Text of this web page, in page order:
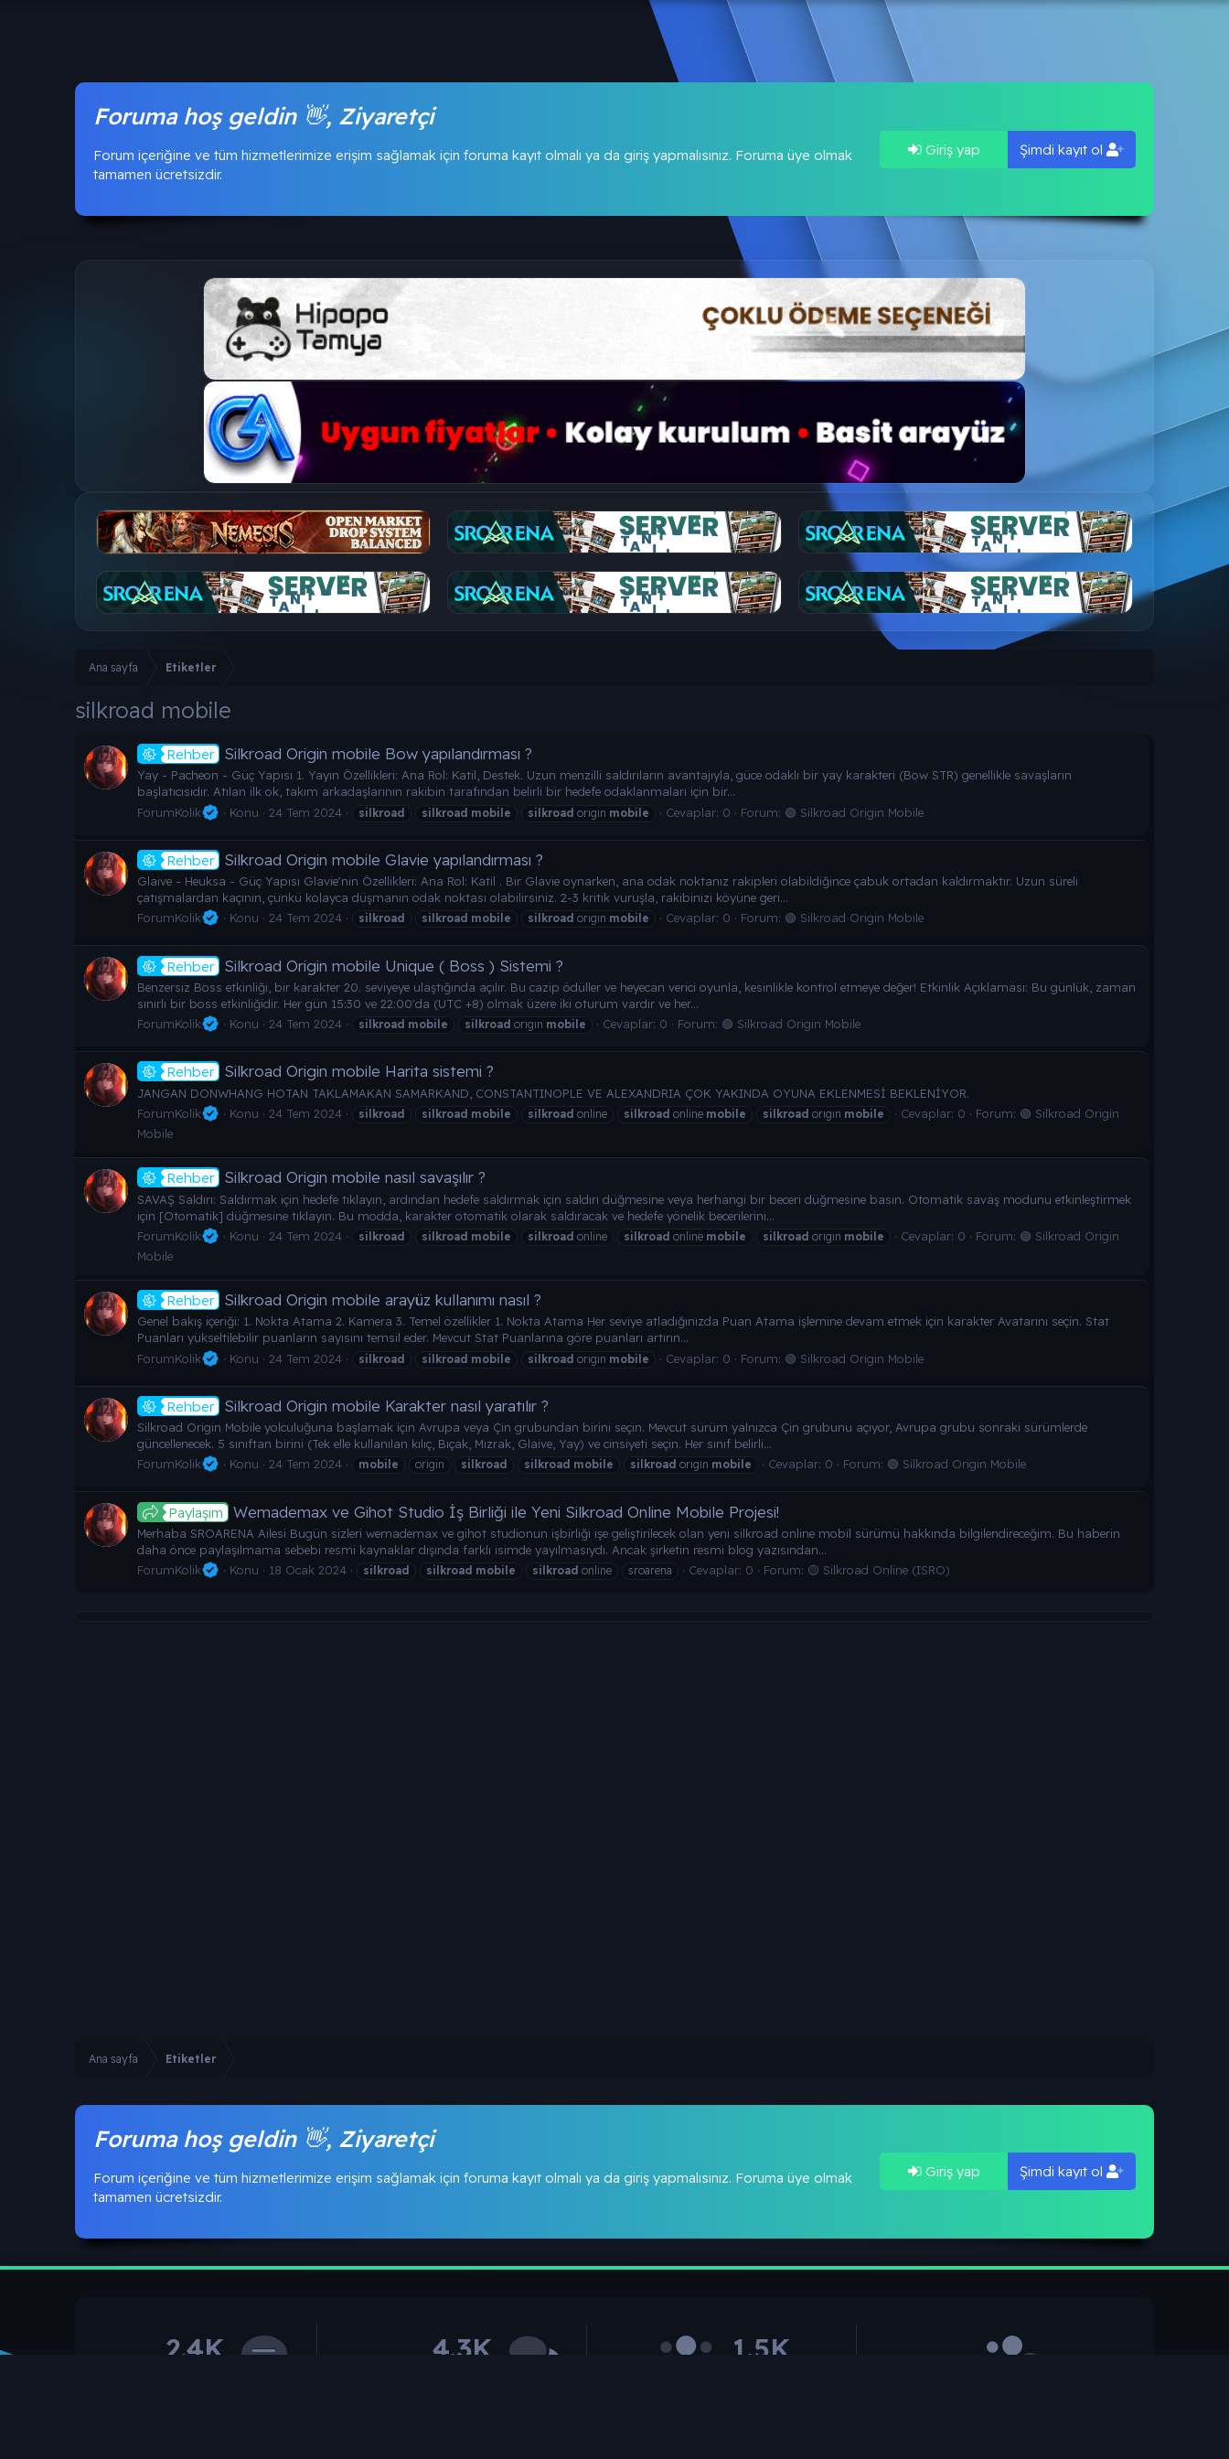
Foruma hoş geldin 👋, Ziyaretçi
Forum içeriğine ve tüm hizmetlerimize erişim sağlamak için foruma kayıt olmalı ya da giriş yapmalısınız. Foruma üye olmak
tamamen ücretsizdir.
Giriş yap Şimdi kayıt ol
Ana sayfa Etiketler
silkroad mobile
Rehber Silkroad Origin mobile Bow yapılandırması ?
Yay - Pacheon - Güç Yapısı 1. Yayın Özellikleri: Ana Rol: Katil, Destek. Uzun menzilli saldırıların avantajıyla, güce odaklı bir yay karakteri (Bow STR) genellikle savaşların
başlatıcısıdır. Atılan ilk ok, takım arkadaşlarının rakibin tarafından belirli bir hedefe odaklanmaları için bir...
ForumKolik
Konu 24 Tem 2024 silkroad silkroad mobile silkroad orıgın mobile Cevaplar: 0 Forum: 🟢 Silkroad Origin Mobile
Rehber Silkroad Origin mobile Glavie yapılandırması ?
Glaive - Heuksa - Güç Yapısı Glavie'nin Özellikleri: Ana Rol: Katil . Bir Glavie oynarken, ana odak noktanız rakipleri olabildiğince çabuk ortadan kaldırmaktır. Uzun süreli
çatışmalardan kaçının, çünkü kolayca düşmanın odak noktası olabilirsiniz. 2-3 kritik vuruşla, rakibinizi köyüne geri...
ForumKolik
Konu 24 Tem 2024 silkroad silkroad mobile silkroad orıgın mobile Cevaplar: 0 Forum: 🟢 Silkroad Origin Mobile
Rehber Silkroad Origin mobile Unique ( Boss ) Sistemi ?
Benzersiz Boss etkinliği, bir karakter 20. seviyeye ulaştığında açılır. Bu cazip ödüller ve heyecan verici oyunla, kesinlikle kontrol etmeye değer! Etkinlik Açıklaması: Bu günlük, zaman
sınırlı bir boss etkinliğidir. Her gün 15:30 ve 22:00'da (UTC +8) olmak üzere iki oturum vardır ve her...
ForumKolik
Konu 24 Tem 2024 silkroad mobile silkroad orıgın mobile Cevaplar: 0 Forum: 🟢 Silkroad Origin Mobile
Rehber Silkroad Origin mobile Harita sistemi ?
JANGAN DONWHANG HOTAN TAKLAMAKAN SAMARKAND, CONSTANTINOPLE VE ALEXANDRIA ÇOK YAKINDA OYUNA EKLENMESİ BEKLENİYOR.
ForumKolik
Konu 24 Tem 2024 silkroad silkroad mobile silkroad online silkroad online mobile silkroad orıgın mobile Cevaplar: 0 Forum: 🟢 Silkroad Origin
Mobile
Rehber Silkroad Origin mobile nasıl savaşılır ?
SAVAŞ Saldırı: Saldırmak için hedefe tıklayın, ardından hedefe saldırmak için saldırı düğmesine veya herhangi bir beceri düğmesine basın. Otomatik savaş modunu etkinleştirmek
için [Otomatik] düğmesine tıklayın. Bu modda, karakter otomatik olarak saldıracak ve hedefe yönelik becerilerini...
ForumKolik
Konu 24 Tem 2024 silkroad silkroad mobile silkroad online silkroad online mobile silkroad orıgın mobile Cevaplar: 0 Forum: 🟢 Silkroad Origin
Mobile
Rehber Silkroad Origin mobile arayüz kullanımı nasıl ?
Genel bakış içeriği: 1. Nokta Atama 2. Kamera 3. Temel özellikler 1. Nokta Atama Her seviye atladığınızda Puan Atama işlemine devam etmek için karakter Avatarını seçin. Stat
Puanları yükseltilebilir puanların sayısını temsil eder. Mevcut Stat Puanlarına göre puanları artırın...
ForumKolik
Konu 24 Tem 2024 silkroad silkroad mobile silkroad orıgın mobile Cevaplar: 0 Forum: 🟢 Silkroad Origin Mobile
Rehber Silkroad Origin mobile Karakter nasıl yaratılır ?
Silkroad Origin Mobile yolculuğuna başlamak için Avrupa veya Çin grubundan birini seçin. Mevcut sürüm yalnızca Çin grubunu açıyor, Avrupa grubu sonraki sürümlerde
güncellenecek. 5 sınıftan birini (Tek elle kullanılan kılıç, Bıçak, Mızrak, Glaive, Yay) ve cinsiyeti seçin. Her sınıf belirli...
ForumKolik
Konu 24 Tem 2024 mobile origin silkroad silkroad mobile silkroad orıgın mobile Cevaplar: 0 Forum: 🟢 Silkroad Origin Mobile
Paylaşım Wemademax ve Gihot Studio İş Birliği ile Yeni Silkroad Online Mobile Projesi!
Merhaba SROARENA Ailesi Bugün sizleri wemademax ve gihot studionun işbirliği işe geliştirilecek olan yeni silkroad online mobil sürümü hakkında bilgilendireceğim. Bu haberin
daha önce paylaşılmama sebebi resmi kaynaklar dışında farklı isimde yayılmasıydı. Ancak şirketin resmi blog yazısından...
ForumKolik
Konu 18 Ocak 2024 silkroad silkroad mobile silkroad online sroarena Cevaplar: 0 Forum: 🟡 Silkroad Online (ISRO)
Ana sayfa Etiketler
Foruma hoş geldin 👋, Ziyaretçi
Forum içeriğine ve tüm hizmetlerimize erişim sağlamak için foruma kayıt olmalı ya da giriş yapmalısınız. Foruma üye olmak
tamamen ücretsizdir.
Giriş yap Şimdi kayıt ol
2.4K 4.3K 1.5K